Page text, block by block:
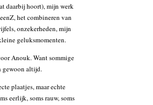
daarbij hoort), mijn werk
het combineren van
onzekerheden, mijn
geluksmomenten.
Anouk. Want sommige
gewoon altijd.
plaatjes, maar echte
eerlijk, soms rauw, soms